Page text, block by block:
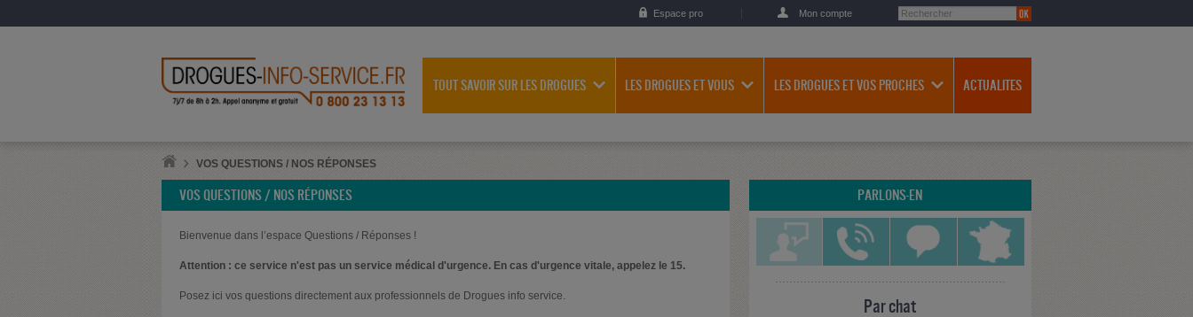
Espace pro Mon compte
TOUT SAVOIR SUR LES DROGUES LES DROGUES ET VOUS LES DROGUES ET VOS PROCHES ACTUALITES
VOS QUESTIONS / NOS RÉPONSES
VOS QUESTIONS / NOS RÉPONSES
Bienvenue dans l’espace Questions / Réponses !
Attention : ce service n'est pas un service médical d'urgence. En cas d'urgence vitale, appelez le 15.
Posez ici vos questions directement aux professionnels de Drogues info service.
PARLONS-EN
Par chat